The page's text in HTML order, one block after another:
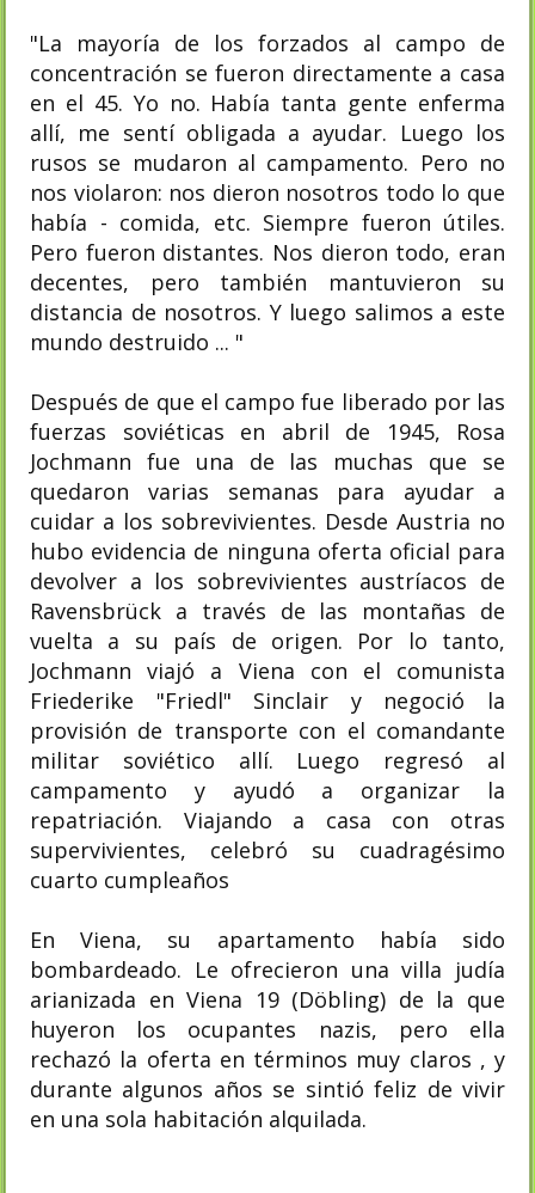
"La mayoría de los forzados al campo de
concentración se fueron directamente a casa
en el 45. Yo no. Había tanta gente enferma
allí, me sentí obligada a ayudar. Luego los
rusos se mudaron al campamento. Pero no
nos violaron: nos dieron nosotros todo lo que
había - comida, etc. Siempre fueron útiles.
Pero fueron distantes. Nos dieron todo, eran
decentes, pero también mantuvieron su
distancia de nosotros. Y luego salimos a este
mundo destruido ... "
Después de que el campo fue liberado por las
fuerzas soviéticas en abril de 1945, Rosa
Jochmann fue una de las muchas que se
quedaron varias semanas para ayudar a
cuidar a los sobrevivientes. Desde Austria no
hubo evidencia de ninguna oferta oficial para
devolver a los sobrevivientes austríacos de
Ravensbrück a través de las montañas de
vuelta a su país de origen. Por lo tanto,
Jochmann viajó a Viena con el comunista
Friederike "Friedl" Sinclair y negoció la
provisión de transporte con el comandante
militar soviético allí. Luego regresó al
campamento y ayudó a organizar la
repatriación. Viajando a casa con otras
supervivientes, celebró su cuadragésimo
cuarto cumpleaños
En Viena, su apartamento había sido
bombardeado. Le ofrecieron una villa judía
arianizada en Viena 19 (Döbling) de la que
huyeron los ocupantes nazis, pero ella
rechazó la oferta en términos muy claros , y
durante algunos años se sintió feliz de vivir
en una sola habitación alquilada.